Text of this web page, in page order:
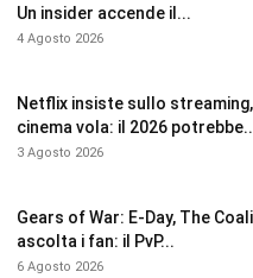
Un insider accende il...
4 Agosto 2026
Netflix insiste sullo streaming,
cinema vola: il 2026
3 Agosto 2026
Gears of War: E-Day, The
ascolta i fan: il PvP...
6 Agosto 2026